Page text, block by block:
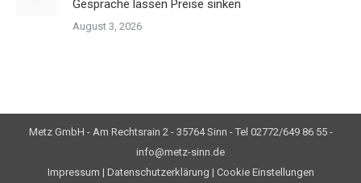
Gespräche lassen Preise sinken
August 3, 2026
Metz GmbH - Am Rechtsrain 2 - 35764 Sinn - Tel 02772/649 86 55 -
info@metz-sinn.de
Impressum | Datenschutzerklärung | Cookie Einstellungen